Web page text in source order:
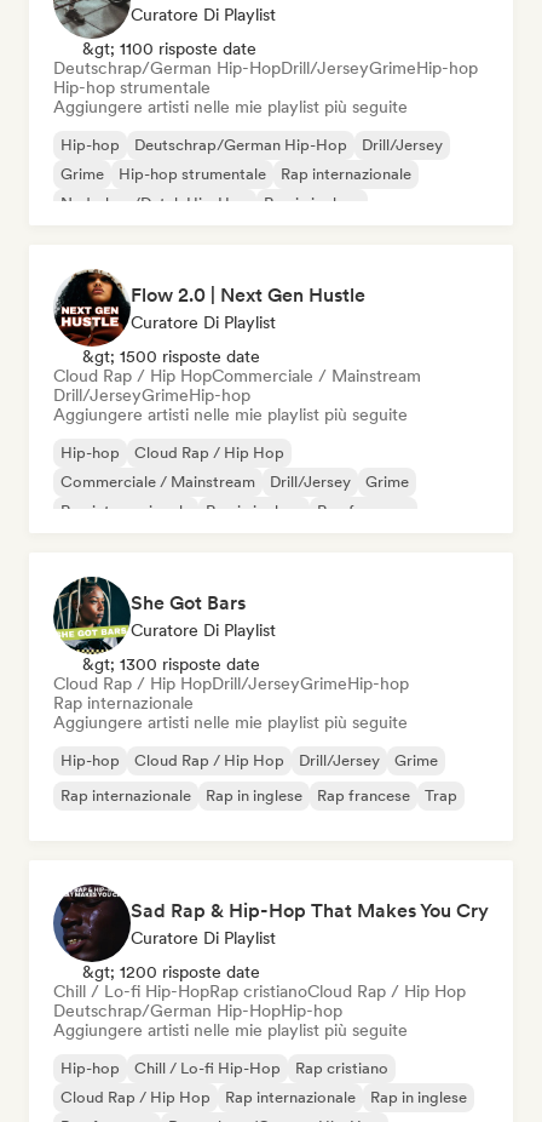
Curatore Di Playlist
&gt; 1100 risposte date
Deutschrap/German Hip-HopDrill/JerseyGrimeHip-hop
Hip-hop strumentale
Aggiungere artisti nelle mie playlist più seguite
Hip-hop Deutschrap/German Hip-Hop
Drill/Jersey
Grime
Hip-hop strumentale
Rap internazionale
Nederhop/Dutch Hip-Hop
Rap in inglese
Flow 2.0 | Next Gen Hustle
Curatore Di Playlist
&gt; 1500 risposte date
Cloud Rap / Hip HopCommerciale / Mainstream
Drill/JerseyGrimeHip-hop
Aggiungere artisti nelle mie playlist più seguite
Hip-hop
Cloud Rap / Hip Hop
Commerciale / Mainstream
Drill/Jersey
Grime
Rap internazionale
Rap in inglese Rap francese
She Got Bars
Curatore Di Playlist
&gt; 1300 risposte date
Cloud Rap / Hip HopDrill/JerseyGrimeHip-hop
Rap internazionale
Aggiungere artisti nelle mie playlist più seguite
Hip-hop Cloud Rap / Hip Hop Drill/Jersey
Grime
Rap internazionale
Rap in inglese Rap francese Trap
Sad Rap & Hip-Hop That Makes You Cry
Curatore Di Playlist
&gt; 1200 risposte date
Chill / Lo-fi Hip-HopRap cristianoCloud Rap / Hip Hop
Deutschrap/German Hip-HopHip-hop
Aggiungere artisti nelle mie playlist più seguite
Hip-hop Chill / Lo-fi Hip-Hop
Rap cristiano
Cloud Rap / Hip Hop
Rap internazionale
Rap in inglese